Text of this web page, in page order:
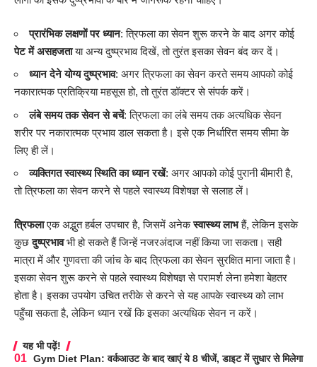
प्रारंभिक लक्षणों पर ध्यान: त्रिफला का सेवन शुरू करने के बाद अगर कोई
पेट में असहजताया अन्य दुष्प्रभाव दिखें, तो तुरंत इसका सेवन बंद कर दें।
ध्यान देने योग्य दुष्प्रभाव: अगर त्रिफला का सेवन करते समय आपको कोई
नकारात्मक प्रतिक्रिया महसूस हो, तो तुरंत डॉक्टर से संपर्क करें।
लंबे समय तक सेवन से बचें: त्रिफला का लंबे समय तक अत्यधिक सेवन
शरीर पर नकारात्मक प्रभाव डाल सकता है। इसे एक निर्धारित समय सीमा के
लिए ही लें।
व्यक्तिगत स्वास्थ्य स्थिति का ध्यान रखें: अगर आपको कोई पुरानी बीमारी है,
तो त्रिफला का सेवन करने से पहले स्वास्थ्य विशेषज्ञ से सलाह लें।
त्रिफलाएक अद्भुत हर्बल उपचार है, जिसमें अनेकस्वास्थ्य लाभहैं, लेकिन इसके
कुछदुष्प्रभावभी हो सकते हैं जिन्हें नजरअंदाज नहीं किया जा सकता। सही
मात्रा में और गुणवत्ता की जांच के बाद त्रिफला का सेवन सुरक्षित माना जाता है।
इसका सेवन शुरू करने से पहले स्वास्थ्य विशेषज्ञ से परामर्श लेना हमेशा बेहतर
होता है। इसका उपयोग उचित तरीके से करने से यह आपके स्वास्थ्य को लाभ
पहुँचा सकता है, लेकिन ध्यान रखें कि इसका अत्यधिक सेवन न करें।
यह भी पढ़ें!
Gym Diet Plan: वर्कआउट के बाद खाएं ये 8 चीजें, डाइट में सुधार से मिलेगा